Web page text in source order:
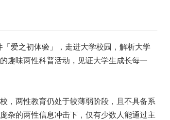
爱之初体验」，走进大学校园，解析大学
趣味两性科普活动，见证大学生成长每一
，两性教育仍处于较薄弱阶段，且不具备系
杂的两性信息冲击下，仅有少数人能通过主